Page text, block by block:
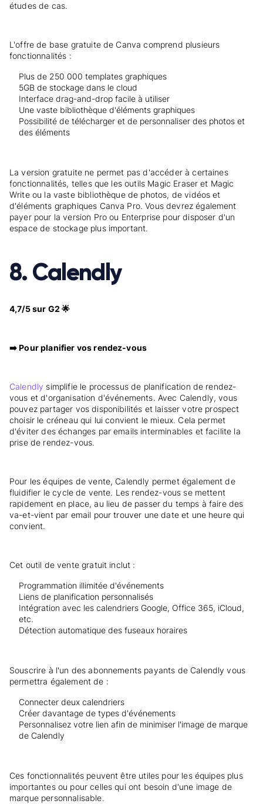
études de cas.
L'offre de base gratuite de Canva comprend plusieurs
fonctionnalités :
Plus de 250 000 templates graphiques
5GB de stockage dans le cloud
Interface drag-and-drop facile à utiliser
Une vaste bibliothèque d'éléments graphiques
Possibilité de télécharger et de personnaliser des photos et
des éléments
La version gratuite ne permet pas d'accéder à certaines
fonctionnalités, telles que les outils Magic Eraser et Magic
Write ou la vaste bibliothèque de photos, de vidéos et
d'éléments graphiques Canva Pro. Vous devrez également
payer pour la version Pro ou Enterprise pour disposer d'un
espace de stockage plus important.
8. Calendly
4,7/5 sur G2 🌟
➡️ Pour planifier vos rendez-vous
Calendly simplifie le processus de planification de rendez-
vous et d'organisation d'événements. Avec Calendly, vous
pouvez partager vos disponibilités et laisser votre prospect
choisir le créneau qui lui convient le mieux. Cela permet
d'éviter des échanges par emails interminables et facilite la
prise de rendez-vous.
Pour les équipes de vente, Calendly permet également de
fluidifier le cycle de vente. Les rendez-vous se mettent
rapidement en place, au lieu de passer du temps à faire des
va-et-vient par email pour trouver une date et une heure qui
convient.
Cet outil de vente gratuit inclut :
Programmation illimitée d'événements
Liens de planification personnalisés
Intégration avec les calendriers Google, Office 365, iCloud,
etc.
Détection automatique des fuseaux horaires
Souscrire à l'un des abonnements payants de Calendly vous
permettra également de :
Connecter deux calendriers
Créer davantage de types d'événements
Personnalisez votre lien afin de minimiser l'image de marque
de Calendly
Ces fonctionnalités peuvent être utiles pour les équipes plus
importantes ou pour celles qui ont besoin d'une image de
marque personnalisable.